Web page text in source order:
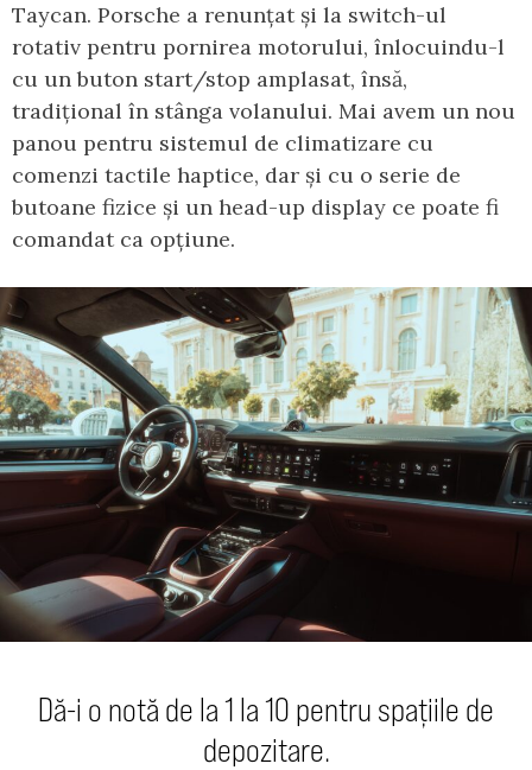
Taycan. Porsche a renunțat și la switch-ul
rotativ pentru pornirea motorului, înlocuindu-l
cu un buton start/stop amplasat, însă,
tradițional în stânga volanului. Mai avem un nou
panou pentru sistemul de climatizare cu
comenzi tactile haptice, dar și cu o serie de
butoane fizice și un head-up display ce poate fi
comandat ca opțiune.
Dă-i o notă de la 1 la 10 pentru spațiile de
depozitare.